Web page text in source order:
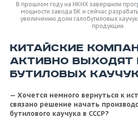
В прошлом году на НКНХ завершили
мощности завода БК и сейчас
увеличению доли галобутиловых
продукции.
КИТАЙСКИЕ
АКТИВНО ВЫХОДЯТ
БУТИЛОВЫХ
— Хочется немного вернуться к
связано решение начать
бутилового каучука в СССР?